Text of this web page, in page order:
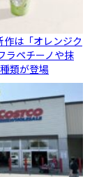
作は「オレンジク
ラペチーノや抹
類が登場